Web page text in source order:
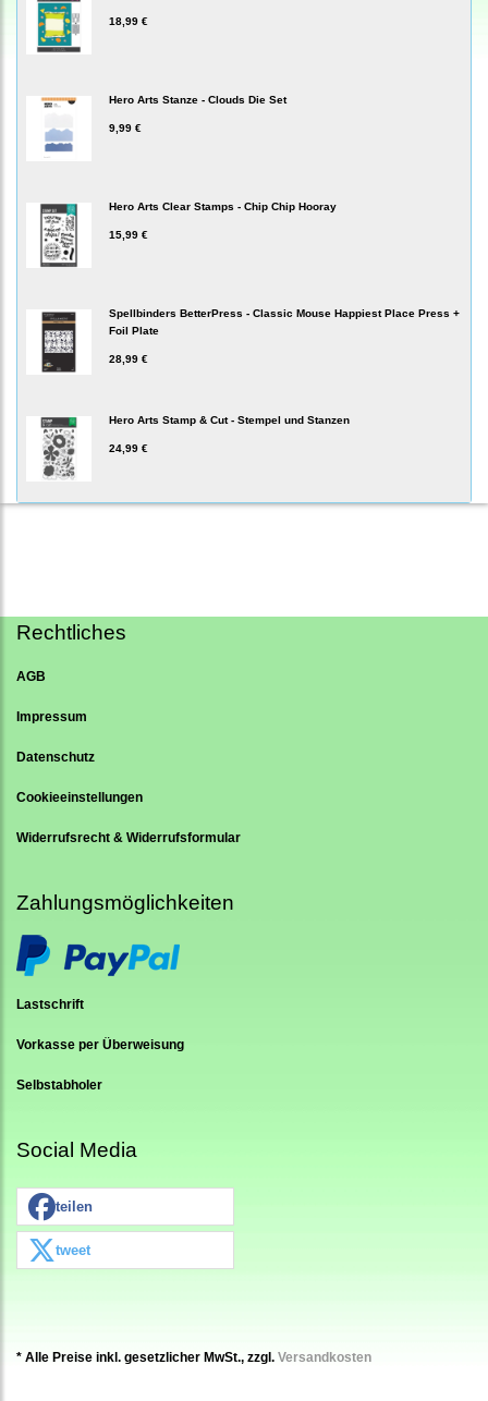
18,99 €
Hero Arts Stanze - Clouds Die Set
9,99 €
Hero Arts Clear Stamps - Chip Chip Hooray
15,99 €
Spellbinders BetterPress - Classic Mouse Happiest Place Press +
Foil Plate
28,99 €
Hero Arts Stamp & Cut - Stempel und Stanzen
24,99 €
Rechtliches
AGB
Impressum
Datenschutz
Cookieeinstellungen
Widerrufsrecht & Widerrufsformular
Zahlungsmöglichkeiten
Lastschrift
Vorkasse per Überweisung
Selbstabholer
Social Media
teilen
tweet
* Alle Preise inkl. gesetzlicher MwSt., zzgl. Versandkosten